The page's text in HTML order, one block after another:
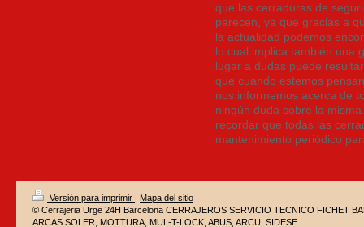
que las cerraduras de
parecen, ya que gracias a
la actualidad podemos
lo cual implica también una
lugar a dudas puede
que cuando estemos
nos informemos acerca de
ningún duda sobre la
recordar que todas las
mantenimiento periódico
Versión para imprimir | Mapa del sitio
© Cerrajeria Urge 24H Barcelona CERRAJEROS SERVICIO TECNICO FICHET
ARCAS SOLER, MOTTURA, MUL-T-LOCK, ABUS, ARCU, SIDESE